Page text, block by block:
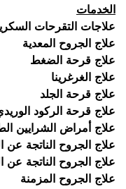
الخدمات
علاجات التقرحات
علاج الجروح المعدية
علاج قرحة الضغط
علاج الغرغرينا
علاج قرحة الجلد
علاج قرحة الركود
علاج أمراض الشرايين
علاج الجروح الناتجة عن
علاج الجروح الناتجة عن
علاج الجروح المزمنة